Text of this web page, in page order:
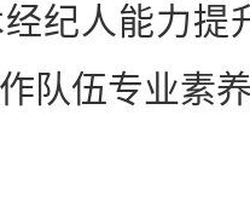
纪人能力提
队伍专业素